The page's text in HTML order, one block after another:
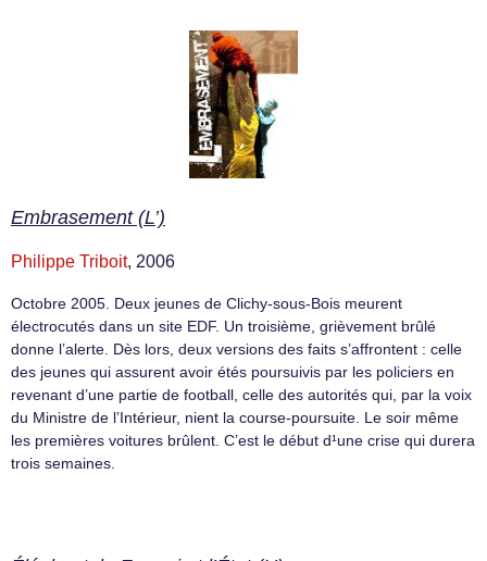
Embrasement (L’)
Philippe Triboit, 2006
Octobre 2005. Deux jeunes de Clichy-sous-Bois meurent
électrocutés dans un site EDF. Un troisième, grièvement brûlé
donne l’alerte. Dès lors, deux versions des faits s’affrontent : celle
des jeunes qui assurent avoir étés poursuivis par les policiers en
revenant d’une partie de football, celle des autorités qui, par la voix
du Ministre de l’Intérieur, nient la course-poursuite. Le soir même
les premières voitures brûlent. C’est le début d¹une crise qui durera
trois semaines.